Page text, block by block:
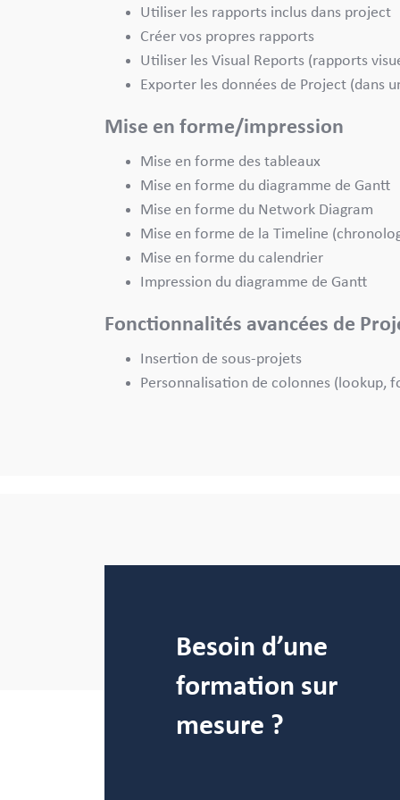
Utiliser les rapports inclus dans project
Créer vos propres rapports
Utiliser les Visual Reports (rapports
Exporter les données de Project (dans
Mise en forme/impression
Mise en forme des tableaux
Mise en forme du diagramme de Gantt
Mise en forme du Network Diagram
Mise en forme de la Timeline
Mise en forme du calendrier
Impression du diagramme de Gantt
Fonctionnalités avancées de
Insertion de sous-projets
Personnalisation de colonnes (lookup,
Besoin d’une
formation sur
mesure ?